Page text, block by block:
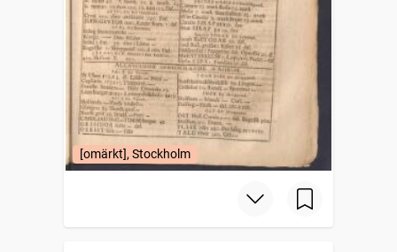
[omärkt], Stockholm